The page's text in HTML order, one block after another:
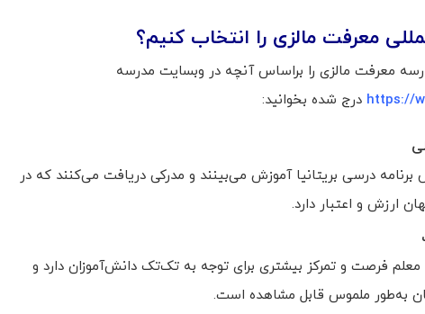
معرفت مالزی را انتخاب کنیم؟
معرفت مالزی را براساس آنچه در وبسایت مدرسه
https:// درج شده بخوانید:
درسی بریتانیا آموزش می‌بینند و مدرکی دریافت می‌کنند که در
ارزش و اعتبار دارد.
فرصت و تمرکز بیشتری برای توجه به تک‌تک دانش‌آموزان دارد و
به‌طور ملموس قابل مشاهده است.